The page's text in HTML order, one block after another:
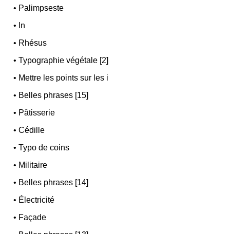
• Palimpseste
• In
• Rhésus
•Typographie végétale [2]
• Mettre les points sur les i
• Belles phrases [15]
• Pâtisserie
•Cédille
•Typo de coins
• Militaire
• Belles phrases [14]
• Électricité
• Façade